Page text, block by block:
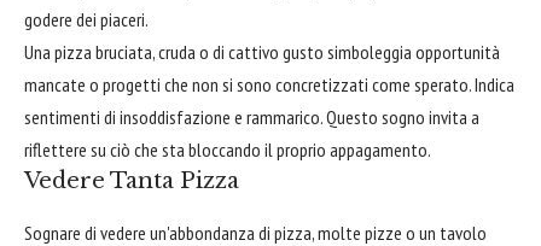
godere dei piaceri.
Una pizza bruciata, cruda o di cattivo gusto simboleggia opportunità
mancate o progetti che non si sono concretizzati come sperato. Indica
sentimenti di insoddisfazione e rammarico. Questo sogno invita a
riflettere su ciò che sta bloccando il proprio appagamento.
Vedere Tanta Pizza
Sognare di vedere un'abbondanza di pizza, molte pizze o un tavolo